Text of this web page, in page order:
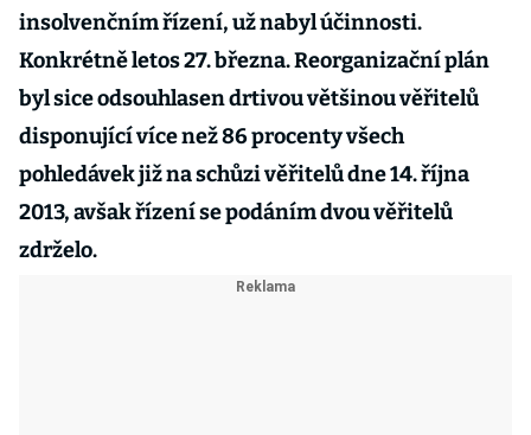
insolvenčním řízení, už nabyl účinnosti.
Konkrétně letos 27. března. Reorganizační plán
byl sice odsouhlasen drtivou většinou věřitelů
disponující více než 86 procenty všech
pohledávek již na schůzi věřitelů dne 14. října
2013, avšak řízení se podáním dvou věřitelů
zdrželo.